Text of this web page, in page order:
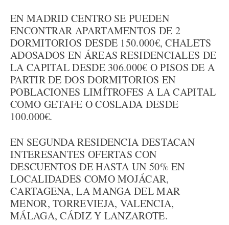
EN MADRID CENTRO SE PUEDEN
ENCONTRAR APARTAMENTOS DE 2
DORMITORIOS DESDE 150.000€, CHALETS
ADOSADOS EN ÁREAS RESIDENCIALES DE
LA CAPITAL DESDE 306.000€ O PISOS DE A
PARTIR DE DOS DORMITORIOS EN
POBLACIONES LIMÍTROFES A LA CAPITAL
COMO GETAFE O COSLADA DESDE
100.000€.
EN SEGUNDA RESIDENCIA DESTACAN
INTERESANTES OFERTAS CON
DESCUENTOS DE HASTA UN 50% EN
LOCALIDADES COMO MOJÁCAR,
CARTAGENA, LA MANGA DEL MAR
MENOR, TORREVIEJA, VALENCIA,
MÁLAGA, CÁDIZ Y LANZAROTE.